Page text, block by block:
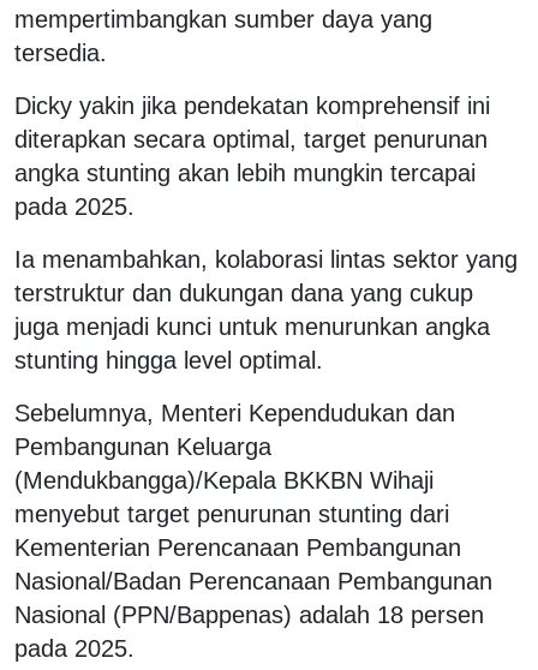
mempertimbangkan sumber daya yang
tersedia.
Dicky yakin jika pendekatan komprehensif ini
diterapkan secara optimal, target penurunan
angka stunting akan lebih mungkin tercapai
pada 2025.
Ia menambahkan, kolaborasi lintas sektor yang
terstruktur dan dukungan dana yang cukup
juga menjadi kunci untuk menurunkan angka
stunting hingga level optimal.
Sebelumnya, Menteri Kependudukan dan
Pembangunan Keluarga
(Mendukbangga)/Kepala BKKBN Wihaji
menyebut target penurunan stunting dari
Kementerian Perencanaan Pembangunan
Nasional/Badan Perencanaan Pembangunan
Nasional (PPN/Bappenas) adalah 18 persen
pada 2025.